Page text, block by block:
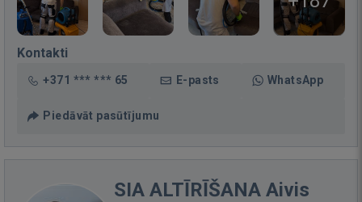
Kontakti
+371 *** *** 65 E-pasts WhatsApp
Piedāvāt pasūtījumu
SIA ALTĪRĪŠANA Aivis